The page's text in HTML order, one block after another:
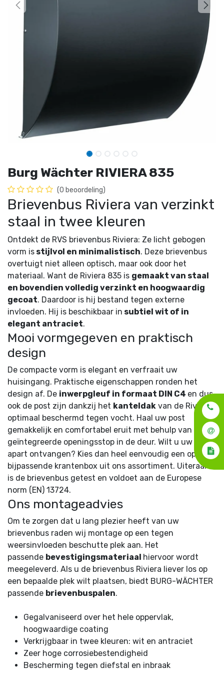
Burg Wächter RIVIERA 835
(0 beoordeling)
Brievenbus Riviera van verzinkt
staal in twee kleuren
Ontdekt de RVS brievenbus Riviera: Ze licht gebogen
vorm is stijlvol en minimalistisch. Deze brievenbus
overtuigt niet alleen optisch, maar ook door het
materiaal. Want de Riviera 835 is gemaakt van staal
en bovendien volledig verzinkt en hoogwaardig
gecoat. Daardoor is hij bestand tegen externe
invloeden. Hij is beschikbaar in subtiel wit of in
elegant antraciet.
Mooi vormgegeven en praktisch
design
De compacte vorm is elegant en verfraait uw
huisingang. Praktische eigenschappen ronden het
design af. De inwerpgleuf in formaat DIN C4 en dus
ook de post zijn dankzij het kanteldak van de Riviera
optimaal beschermd tegen vocht. Haal uw post
gemakkelijk en comfortabel eruit met behulp van de
geïntegreerde openingsstop in de deur. Wilt u uw krant
apart ontvangen? Kies dan heel eenvoudig een optisch
bijpassende krantenbox uit ons assortiment. Uiteraard
is de brievenbus getest en voldoet aan de Europese
norm (EN) 13724.
Ons montageadvies
Om te zorgen dat u lang plezier heeft van uw
brievenbus raden wij montage op een tegen
weersinvloeden beschutte plek aan. Het
passende bevestigingsmateriaal hiervoor wordt
meegeleverd. Als u de brievenbus Riviera liever los op
een bepaalde plek wilt plaatsen, biedt BURG-WÄCHTER
passende brievenbuspalen.
Gegalvaniseerd over het hele oppervlak,
hoogwaardige coating
Verkrijgbaar in twee kleuren: wit en antraciet
Zeer hoge corrosiebestendigheid
Bescherming tegen diefstal en inbraak